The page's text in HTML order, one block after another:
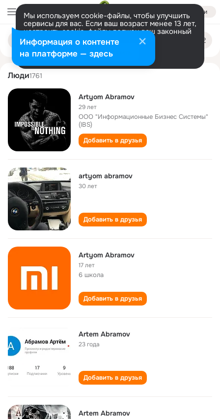
Войти
Мы используем cookie-файлы, чтобы улучшить
сервисы для вас. Если ваш возраст менее 13 лет,
настроить cookie-файлы должен ваш законный
представитель. Больше информации
Разрешить все Настроить
Поиск
людям
artyom abramov
Люди1761
Artyom Abramov
29 лет
ООО "Информационные Бизнес Системы"
(IBS)
Добавить в друзья
artyom abramov
30 лет
Добавить в друзья
Artyom Abramov
17 лет
6 школа
Добавить в друзья
Artem Abramov
23 года
Добавить в друзья
Artem Abramov
Информация о контенте
на платформе — здесь